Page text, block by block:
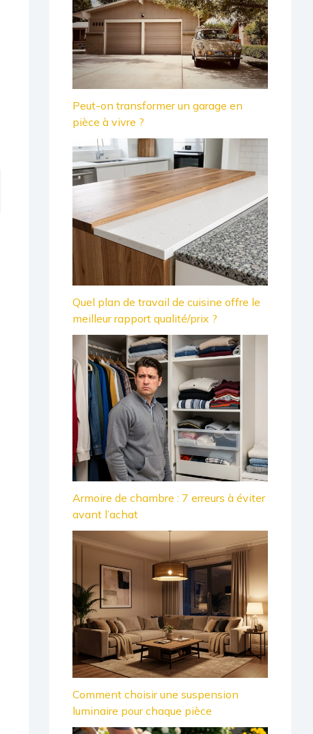
Peut-on transformer un garage en
pièce à vivre ?
Quel plan de travail de cuisine offre le
meilleur rapport qualité/prix ?
Armoire de chambre : 7 erreurs à éviter
avant l’achat
Comment choisir une suspension
luminaire pour chaque pièce